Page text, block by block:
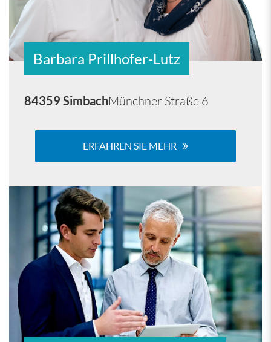
Barbara Prillhofer-Lutz
84359 SimbachMünchner Straße 6
ERFAHREN SIE MEHR